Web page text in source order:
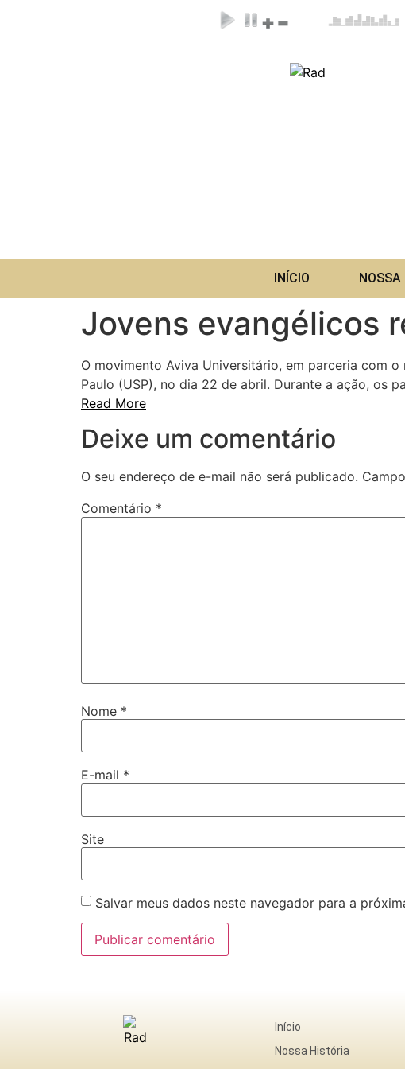
INÍCIO NOSSA
Jovens evangélicos
O movimento Aviva Universitário, em parceria com
Paulo (USP), no dia 22 de abril. Durante a ação, os
Read More
Deixe um comentário
O seu endereço de e-mail não será publicado.
Comentário *
Nome *
E-mail *
Site
Salvar meus dados neste navegador para a
Início
Nossa História